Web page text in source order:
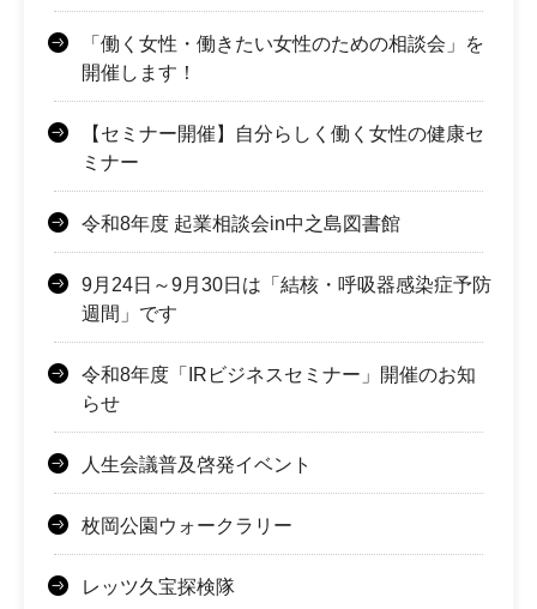
「働く女性・働きたい女性のための相談会」を
開催します！
【セミナー開催】自分らしく働く女性の健康セ
ミナー
令和8年度 起業相談会in中之島図書館
9月24日～9月30日は「結核・呼吸器感染症予防
週間」です
令和8年度「IRビジネスセミナー」開催のお知
らせ
人生会議普及啓発イベント
枚岡公園ウォークラリー
レッツ久宝探検隊